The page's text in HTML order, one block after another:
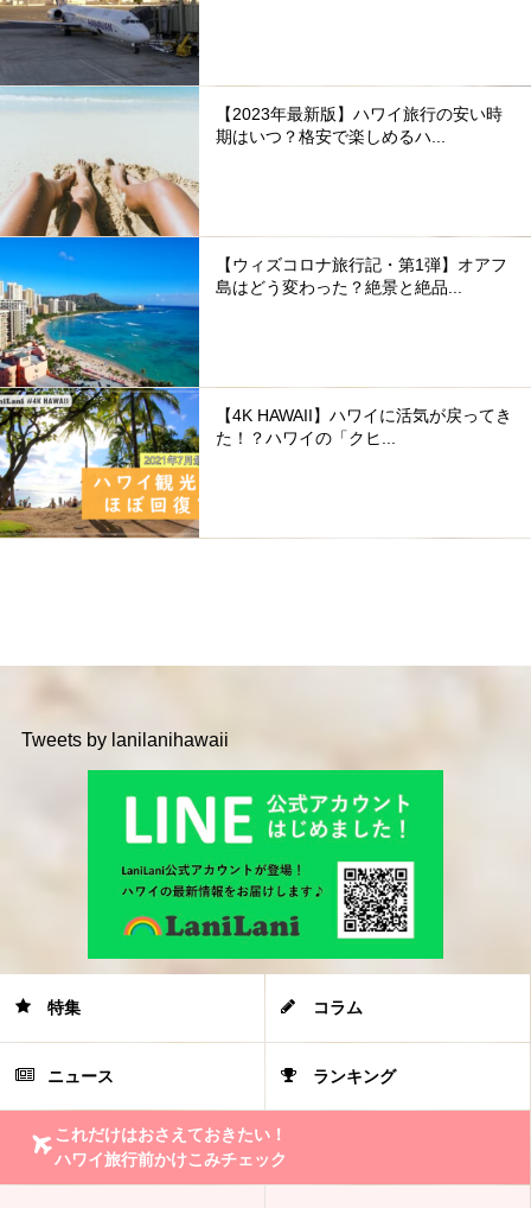
【2023年最新版】ハワイ旅行の安い時
期はいつ？格安で楽しめるハ...
【ウィズコロナ旅行記・第1弾】オアフ
島はどう変わった？絶景と絶品...
【4K HAWAII】ハワイに活気が戻ってき
た！？ハワイの「クヒ...
Tweets by lanilanihawaii
特集 コラム
ニュース ランキング
これだけはおさえておきたい！
ハワイ旅行前かけこみチェック